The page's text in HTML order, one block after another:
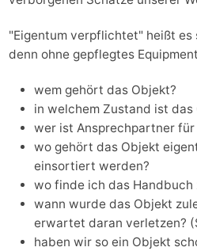
"Eigentum verpflichtet" heißt es
denn ohne gepflegtes
wem gehört das Objekt?
in welchem Zustand ist das
wer ist Ansprechpartner für
wo gehört das Objekt
einsortiert werden?
wo finde ich das Handbuch
wann wurde das Objekt
erwartet daran verletzen?
haben wir so ein Objekt